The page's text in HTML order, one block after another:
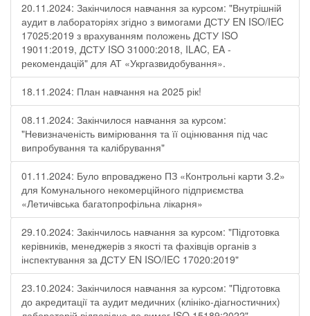
20.11.2024: Закінчилося навчання за курсом: "Внутрішній
аудит в лабораторіях згідно з вимогами ДСТУ EN ISO/IEC
17025:2019 з врахуванням положень ДСТУ ISO
19011:2019, ДСТУ ISO 31000:2018, ILAC, EA -
рекомендацій" для АТ «Укргазвидобування».
18.11.2024: План навчання на 2025 рік!
08.11.2024: Закінчилося навчання за курсом:
"Невизначеність вимірювання та її оцінювання під час
випробування та калібрування"
01.11.2024: Було впроваджено ПЗ «Контрольні карти 3.2»
для Комунального некомерційного підприємства
«Летичівська багатопрофільна лікарня»
29.10.2024: Закінчилось навчання за курсом: "Підготовка
керівників, менеджерів з якості та фахівців органів з
інспектування за ДСТУ EN ISO/IEC 17020:2019"
23.10.2024: Закінчилося навчання за курсом: "Підготовка
до акредитації та аудит медичних (клініко-діагностичних)